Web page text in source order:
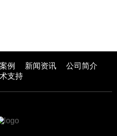
例 新闻资讯
公司简介
支持